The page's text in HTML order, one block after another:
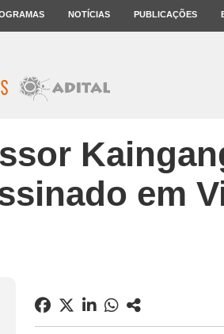
NOTÍCIAS PUBLICAÇÕES
em